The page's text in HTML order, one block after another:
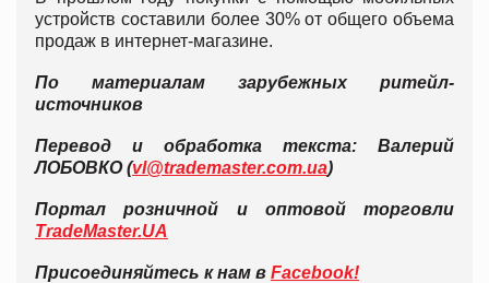
устройств составили более 30% от общего объема
продаж в интернет-магазине.
По материалам зарубежных ритейл-
источников
Перевод и обработка текста: Валерий
ЛОБОВКО (vl@trademaster.com.ua)
Портал розничной и оптовой торговли
TradeMaster.UA
Присоединяйтесь к нам в Facebook!